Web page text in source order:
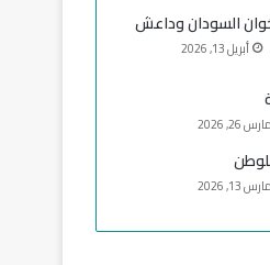
السودان وداعش
أبريل 13, 2026
مارس 26, 2026
مارس 13, 2026